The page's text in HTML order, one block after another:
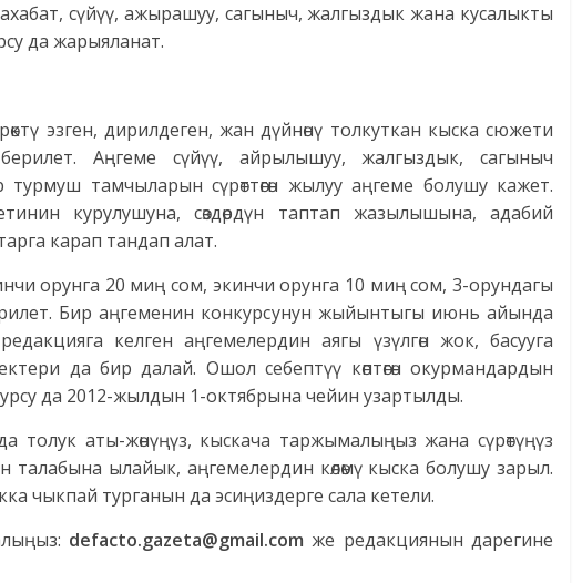
сүйүү, ажырашуу, сагыныч, жалгыздык жана кусалыкты
да жарыяланат.
эзген, дирилдеген, жан дүйнөнү толкуткан кыска сюжети
Аңгеме сүйүү, айрылышуу, жалгыздык, сагыныч
тамчыларын сүрөттөгөн жылуу аңгеме болушу кажет.
курулушуна, сөздөрдүн таптап жазылышына, адабий
карап тандап алат.
орунга 20 миң сом, экинчи орунга 10 миң сом, 3-орундагы
Бир аңгеменин конкурсунун жыйынтыгы июнь айында
келген аңгемелердин аягы үзүлгөн жок, басууга
да бир далай. Ошол себептүү көптөгөн окурмандардын
да 2012-жылдын 1-октябрына чейин узартылды.
толук аты-жөнүңүз, кыскача таржымалыңыз жана сүрөтүңүз
ылайык, аңгемелердин көлөмү кыска болушу зарыл.
чыкпай турганын да эсиңиздерге сала кетели.
defacto.gazeta@gmail.comже редакциянын дарегине